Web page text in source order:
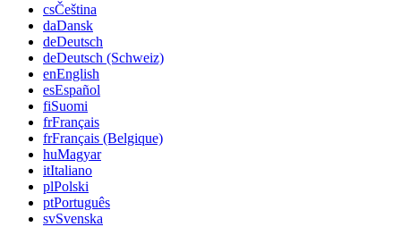
csČeština
daDansk
deDeutsch
deDeutsch (Schweiz)
enEnglish
esEspañol
fiSuomi
frFrançais
frFrançais (Belgique)
huMagyar
itItaliano
plPolski
ptPortuguês
svSvenska